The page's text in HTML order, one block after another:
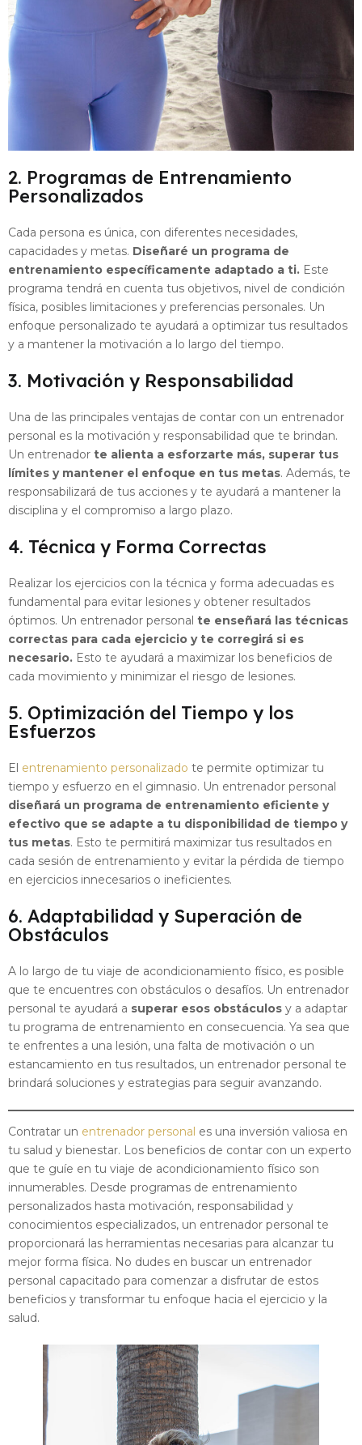
2. Programas de Entrenamiento
Personalizados
Cada persona es única, con diferentes necesidades,
capacidades y metas. Diseñaré un programa de
entrenamiento específicamente adaptado a ti. Este
programa tendrá en cuenta tus objetivos, nivel de condición
física, posibles limitaciones y preferencias personales. Un
enfoque personalizado te ayudará a optimizar tus resultados
y a mantener la motivación a lo largo del tiempo.
3. Motivación y Responsabilidad
Una de las principales ventajas de contar con un entrenador
personal es la motivación y responsabilidad que te brindan.
Un entrenador te alienta a esforzarte más, superar tus
límites y mantener el enfoque en tus metas. Además, te
responsabilizará de tus acciones y te ayudará a mantener la
disciplina y el compromiso a largo plazo.
4. Técnica y Forma Correctas
Realizar los ejercicios con la técnica y forma adecuadas es
fundamental para evitar lesiones y obtener resultados
óptimos. Un entrenador personal te enseñará las técnicas
correctas para cada ejercicio y te corregirá si es
necesario. Esto te ayudará a maximizar los beneficios de
cada movimiento y minimizar el riesgo de lesiones.
5. Optimización del Tiempo y los
Esfuerzos
El entrenamiento personalizado te permite optimizar tu
tiempo y esfuerzo en el gimnasio. Un entrenador personal
diseñará un programa de entrenamiento eficiente y
efectivo que se adapte a tu disponibilidad de tiempo y
tus metas. Esto te permitirá maximizar tus resultados en
cada sesión de entrenamiento y evitar la pérdida de tiempo
en ejercicios innecesarios o ineficientes.
6. Adaptabilidad y Superación de
Obstáculos
A lo largo de tu viaje de acondicionamiento físico, es posible
que te encuentres con obstáculos o desafíos. Un entrenador
personal te ayudará a superar esos obstáculos y a adaptar
tu programa de entrenamiento en consecuencia. Ya sea que
te enfrentes a una lesión, una falta de motivación o un
estancamiento en tus resultados, un entrenador personal te
brindará soluciones y estrategias para seguir avanzando.
Contratar un entrenador personal es una inversión valiosa en
tu salud y bienestar. Los beneficios de contar con un experto
que te guíe en tu viaje de acondicionamiento físico son
innumerables. Desde programas de entrenamiento
personalizados hasta motivación, responsabilidad y
conocimientos especializados, un entrenador personal te
proporcionará las herramientas necesarias para alcanzar tu
mejor forma física. No dudes en buscar un entrenador
personal capacitado para comenzar a disfrutar de estos
beneficios y transformar tu enfoque hacia el ejercicio y la
salud.